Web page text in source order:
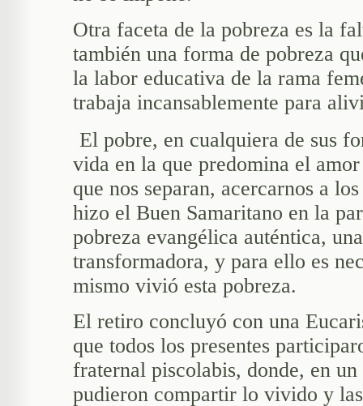
Otra faceta de la pobreza es la
también una forma de pobreza
la labor educativa de la rama
trabaja incansablemente para
El pobre, en cualquiera de sus
vida en la que predomina el
que nos separan, acercarnos a
hizo el Buen Samaritano en la
pobreza evangélica auténtica,
transformadora, y para ello es
mismo vivió esta pobreza.
El retiro concluyó con una
que todos los presentes
fraternal piscolabis, donde, en
pudieron compartir lo vivido y